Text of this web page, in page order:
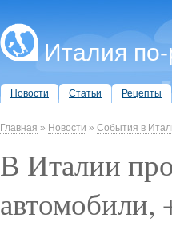
Италия по-
Новости Статьи Рецепты
Главная » Новости » События в
В Италии
автомобили,